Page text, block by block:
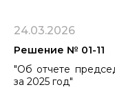
24.03.2026
Решение № 01-11
"Об отчете
за 2025 год"